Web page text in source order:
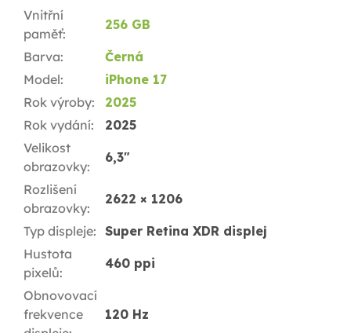
Vnitřní
paměť:
256 GB
Barva:
Černá
Model:
iPhone 17
Rok výroby:
2025
Rok vydání:
2025
Velikost
obrazovky:
6,3"
Rozlišení
obrazovky:
2622 × 1206
Typ displeje: Super Retina XDR displej
Hustota
pixelů:
460 ppi
Obnovovací
frekvence
120 Hz